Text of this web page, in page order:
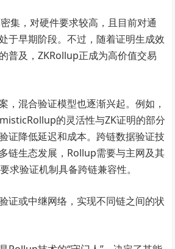
集，对硬件要求较高，且目前对通
于早期阶段。不过，随着证明生成效
普及，ZKRollup正成为高价值交易
，混合验证模型也逐渐兴起。例如，
的灵活性与ZK证明的部分
证降低延迟和成本。跨链数据验证技
链生态发展，Rollup需要与主网及其
求验证机制具备跨链兼容性。
证或中继网络，实现不同链之间的状